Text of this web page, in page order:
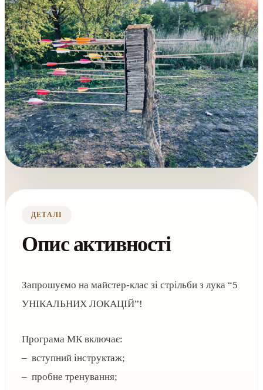
ДЕТАЛІ
Опис активності
Запрошуємо на майстер-клас зі стрільби з лука “5
УНІКАЛЬНИХ ЛОКАЦІЙ”!
Програма МК включає:
– вступний інструктаж;
– пробне тренування;